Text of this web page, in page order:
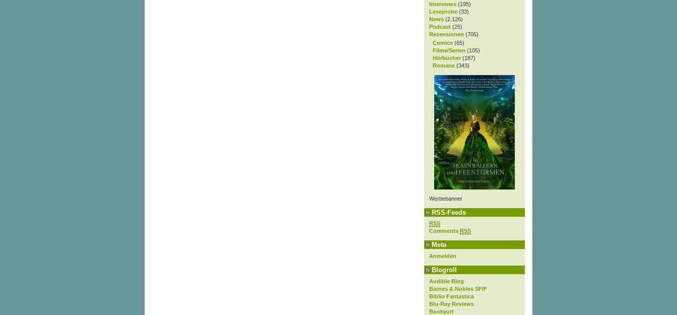
Interviews (195)
Leseprobe (33)
News (2.126)
Podcast (25)
Rezensionen (705)
Comics (65)
Filme/Serien (105)
Hörbücher (187)
Romane (343)
Werbebanner
RSS-Feeds
RSS
Comments RSS
Meta
Anmelden
Blogroll
Audible Blog
Barnes & Nobles SF/F
Biblio Fantastica
Blu-Ray Reviews
Bookyurt